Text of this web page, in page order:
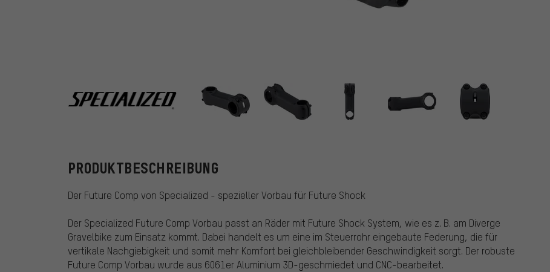
Specialized
PRODUKTBESCHREIBUNG
Der Future Comp von Specialized - spezieller Vorbau für Future Shock
Der Specialized Future Comp Vorbau passt an Räder mit Future Shock System, wie es z. B. am Diverge
Gravelbike zum Einsatz kommt. Dabei handelt es um eine im Steuerrohr eingebaute Federung, die für
vertikale Nachgiebigkeit und somit mehr Komfort bei gleichbleibender Geschwindigkeit sorgt. Der robuste
Future Comp Vorbau wurde aus 6061er Aluminium 3D-geschmiedet und CNC-bearbeitet.